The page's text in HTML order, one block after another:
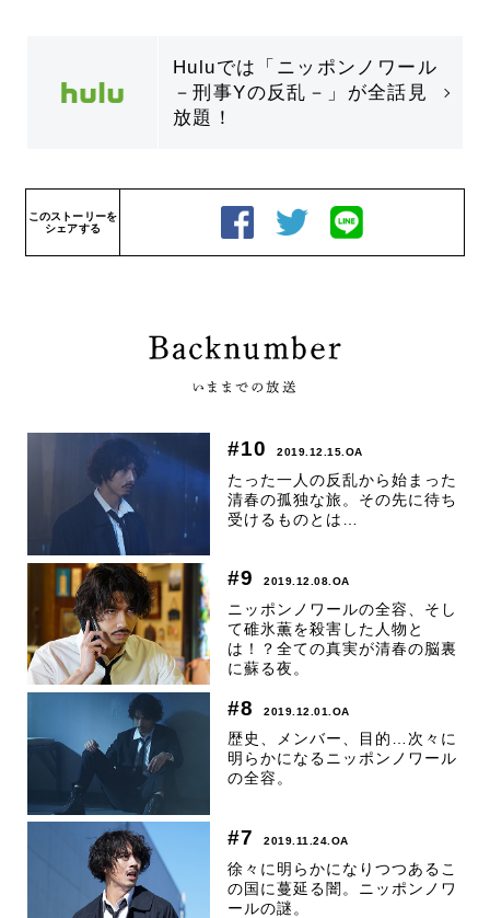
Huluでは「ニッポンノワール
－刑事Yの反乱－」が全話見
放題！
このストーリーを
シェアする
#10 2019.12.15.OA
たった一人の反乱から始まった
清春の孤独な旅。その先に待ち
受けるものとは…
#9 2019.12.08.OA
ニッポンノワールの全容、そし
て碓氷薫を殺害した人物と
は！？全ての真実が清春の脳裏
に蘇る夜。
#8 2019.12.01.OA
歴史、メンバー、目的…次々に
明らかになるニッポンノワール
の全容。
#7 2019.11.24.OA
徐々に明らかになりつつあるこ
の国に蔓延る闇。ニッポンノワ
ールの謎。